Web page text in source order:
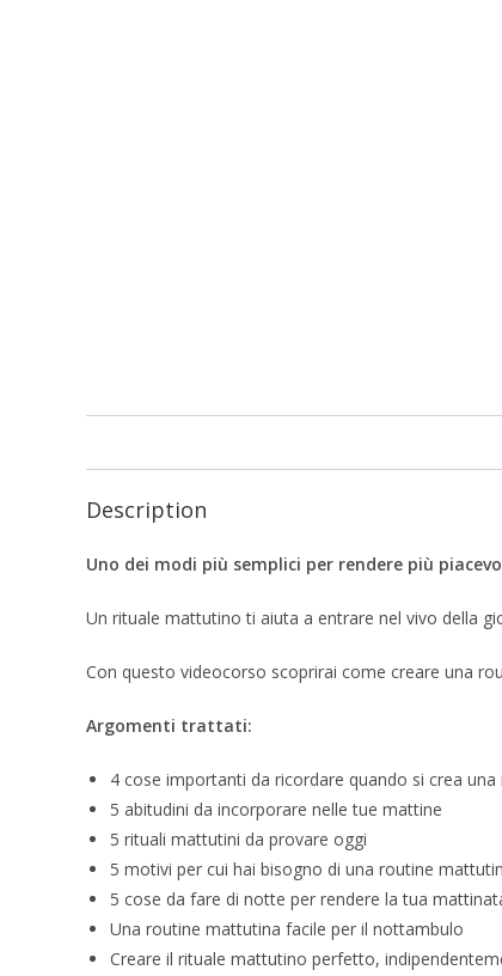
Description
Uno dei modi più semplici per rendere più
Un rituale mattutino ti aiuta a entrare nel vivo della
Con questo videocorso scoprirai come creare una
Argomenti trattati:
4 cose importanti da ricordare quando si crea
5 abitudini da incorporare nelle tue mattine
5 rituali mattutini da provare oggi
5 motivi per cui hai bisogno di una routine
5 cose da fare di notte per rendere la tua
Una routine mattutina facile per il nottambulo
Creare il rituale mattutino perfetto,